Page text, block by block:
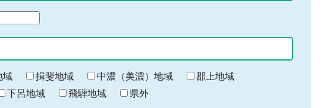
域 揖斐地域 中濃（美濃）地域
郡上地域
下呂地域 飛騨地域 県外